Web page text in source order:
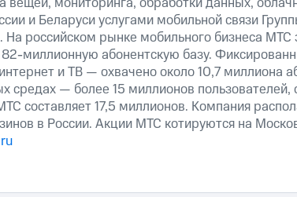
и Беларуси услугами мобильной связи
На российском рынке мобильного бизнеса
миллионную абонентскую базу.
и ТВ — охвачено около 10,7 миллиона
средах — более 15 миллионов пользователей,
составляет 17,5 миллионов. Компания
в России. Акции МТС котируются на